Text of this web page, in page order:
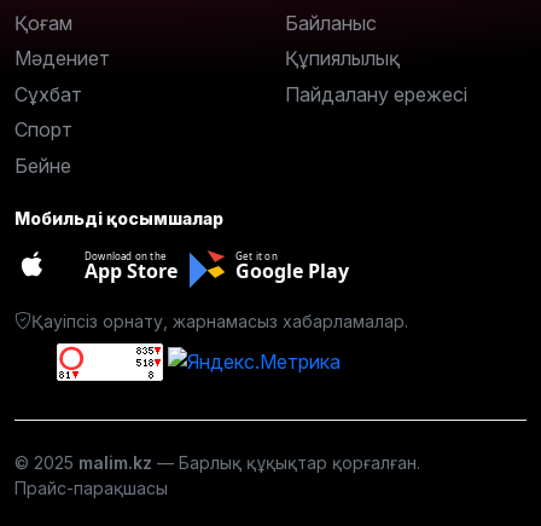
Қоғам
Мәдениет
Сұхбат
Спорт
Бейне
Байланыс
Құпиялылық
Пайдалану ережесі
Мобильді қосымшалар
Download on the
App Store
Get it on
Google Play
Қауіпсіз орнату, жарнамасыз хабарламалар.
© 2025 malim.kz — Барлық құқықтар қорғалған.
Прайс-парақшасы